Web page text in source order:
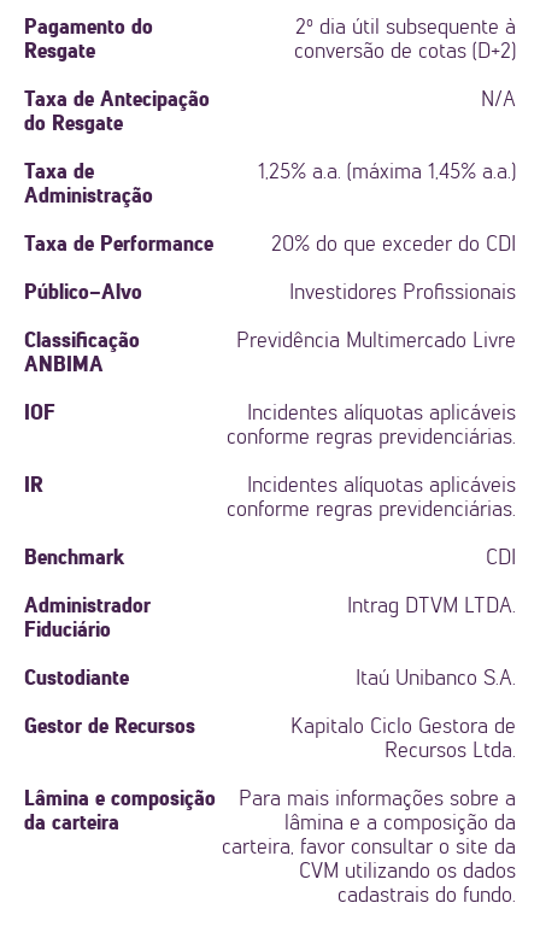
Pagamento do
Resgate
2º dia útil subsequente à
conversão de cotas (D+2)
Taxa de Antecipação
do Resgate
N/A
Taxa de
Administração
1,25% a.a. (máxima 1,45% a.a.)
Taxa de Performance 20% do que exceder do CDI
Público-Alvo Investidores Profissionais
Classificação
ANBIMA
Previdência Multimercado Livre
IOF
Incidentes alíquotas aplicáveis
conforme regras previdenciárias.
IR
Incidentes alíquotas aplicáveis
conforme regras previdenciárias.
Benchmark CDI
Administrador
Fiduciário
Intrag DTVM LTDA.
Custodiante Itaú Unibanco S.A.
Gestor de Recursos
Kapitalo Ciclo Gestora de
Recursos Ltda.
Lâmina e composição
da carteira
Para mais informações sobre a
lâmina e a composição da
carteira, favor consultar o site da
CVM utilizando os dados
cadastrais do fundo.